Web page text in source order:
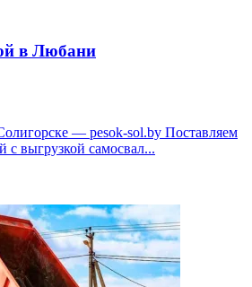
в Любани
— pesok-sol.by Поставляем
выгрузкой самосвал...